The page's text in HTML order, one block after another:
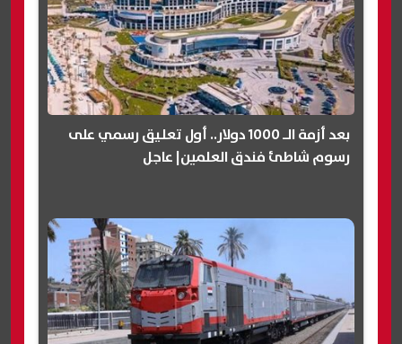
بعد أزمة الـ 1000 دولار.. أول تعليق رسمي على
رسوم شاطئ فندق العلمين| عاجل